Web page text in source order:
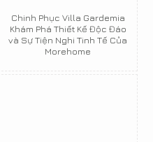
Chinh Phục Villa Gardemia
Khám Phá Thiết Kế Độc Đáo
và Sự Tiện Nghi Tinh Tế Của
Morehome